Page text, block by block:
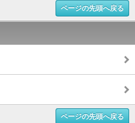
ページの先頭へ戻る
ページの先頭へ戻る